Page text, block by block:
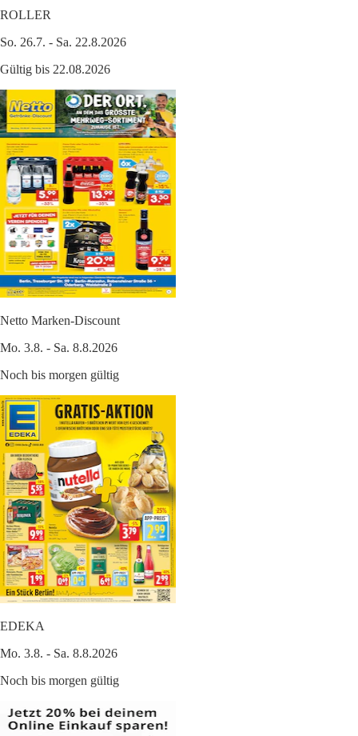
ROLLER
So. 26.7. - Sa. 22.8.2026
Gültig bis 22.08.2026
Netto Marken-Discount
Mo. 3.8. - Sa. 8.8.2026
Noch bis morgen gültig
EDEKA
Mo. 3.8. - Sa. 8.8.2026
Noch bis morgen gültig